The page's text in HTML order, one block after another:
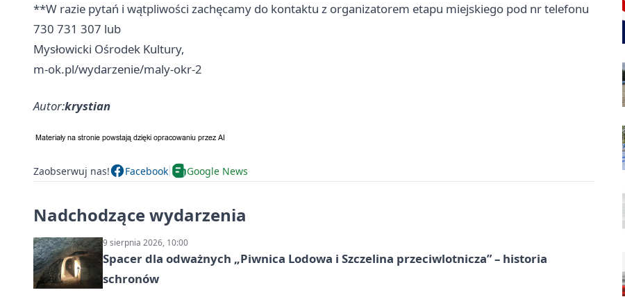
**W razie pytań i wątpliwości zachęcamy do kontaktu z organizatorem etapu miejskiego pod nr telefonu
730 731 307 lub
Mysłowicki Ośrodek Kultury,
m-ok.pl/wydarzenie/maly-okr-2
Autor:krystian
Zaobserwuj nas! Facebook Google News
Nadchodzące wydarzenia
9 sierpnia 2026, 10:00
Spacer dla odważnych „Piwnica Lodowa i Szczelina przeciwlotnicza” – historia
schronów